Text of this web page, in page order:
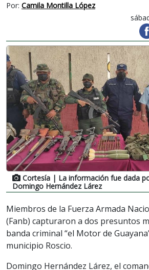
Por: Camila Montilla López
Cortesía | La información fue dada
Domingo Hernández Lárez
Miembros de la Fuerza Armada
(Fanb) capturaron a dos presuntos
banda criminal “el Motor de
municipio Roscio.
Domingo Hernández Lárez, el